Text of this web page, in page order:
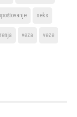
seks
veza veze